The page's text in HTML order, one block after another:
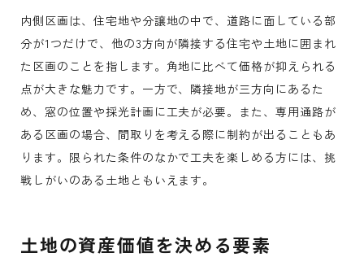
内側区画は、住宅地や分譲地の中で、道路に面している部
分が1つだけで、他の3方向が隣接する住宅や土地に囲まれ
た区画のことを指します。角地に比べて価格が抑えられる
点が大きな魅力です。一方で、隣接地が三方向にあるた
め、窓の位置や採光計画に工夫が必要。また、専用通路が
ある区画の場合、間取りを考える際に制約が出ることもあ
ります。限られた条件のなかで工夫を楽しめる方には、挑
戦しがいのある土地ともいえます。
土地の資産価値を決める要素